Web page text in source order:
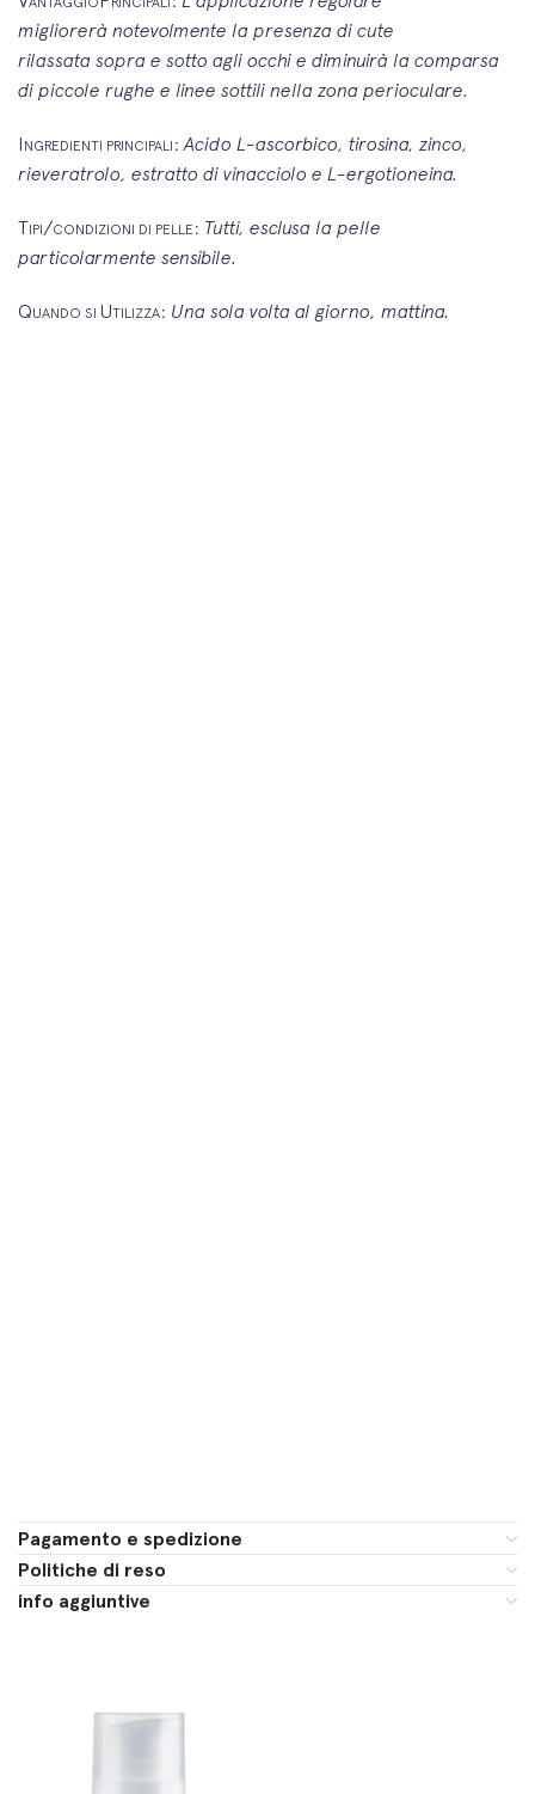
migliorerànotevolmente la presenza di cute
rilassatasopra e sotto agli occhi e diminuirà lacomparsa
di piccole rughe e linee sottili nellazona perioculare.
I NGREDIENTI PRINCIPALI :Acido L-ascorbico, tirosina, zinco,
rieveratrolo, estratto di vinacciolo e L-ergotioneina.
TIPI/CONDIZIONI DI PELLE : Tutti, esclusa la pelle
particolarmentesensibile.
QUANDO SIUTILIZZA: Una sola volta al giorno, mattina.
Pagamento e spedizione
Politiche di reso
info aggiuntive